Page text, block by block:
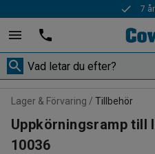
7
Lager & Förvaring Tillbehör
Uppkörningsramp till
10036